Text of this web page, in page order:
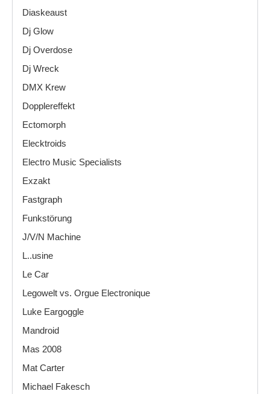
Diaskeaust
Dj Glow
Dj Overdose
Dj Wreck
DMX Krew
Dopplereffekt
Ectomorph
Elecktroids
Electro Music Specialists
Exzakt
Fastgraph
Funkstörung
J/V/N Machine
L..usine
Le Car
Legowelt vs. Orgue Electronique
Luke Eargoggle
Mandroid
Mas 2008
Mat Carter
Michael Fakesch